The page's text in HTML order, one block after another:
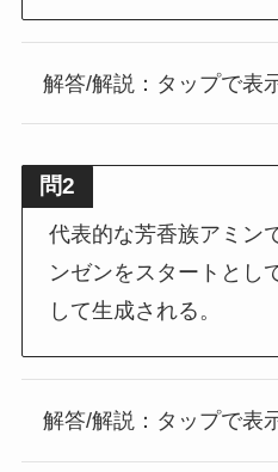
解答/解説：タップで表
問2
代表的な芳香族アミン
ンゼンをスタートとし
して生成される。
解答/解説：タップで表